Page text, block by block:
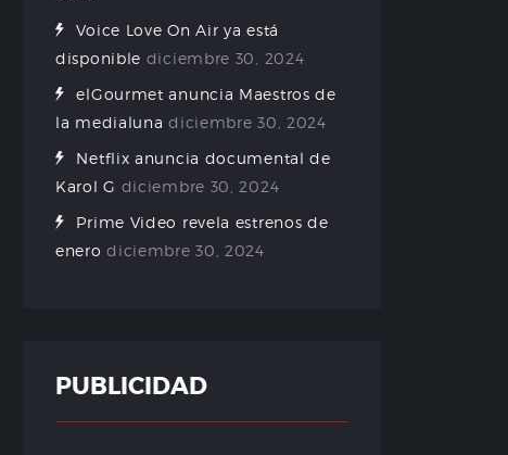
Voice Love On Air ya está
disponible diciembre 30, 2024
elGourmet anuncia Maestros de
la medialuna diciembre 30, 2024
Netflix anuncia documental de
Karol G diciembre 30, 2024
Prime Video revela estrenos de
enero diciembre 30, 2024
PUBLICIDAD